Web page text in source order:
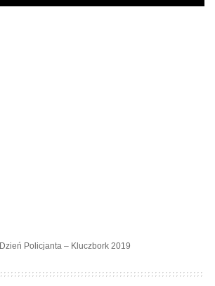
Dzień Policjanta – Kluczbork 2019